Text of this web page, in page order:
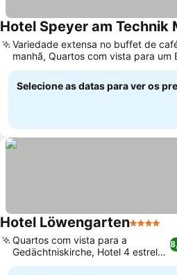
Hotel Speyer am Technik
Variedade extensa no buffet de
manhã, Quartos com vista para um
747
Selecione as datas para ver os
Hotel Löwengarten4 Estrelas
Quartos com vista para a
Gedächtniskirche, Hotel 4 estrelas
familiar